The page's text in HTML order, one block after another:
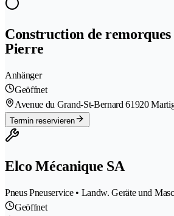
Construction de
Pierre
Anhänger
Geöffnet
Avenue du Grand-St-Bernard 61920
Termin reservieren
Elco Mécanique SA
Pneus Pneuservice • Landw. Geräte und
Geöffnet